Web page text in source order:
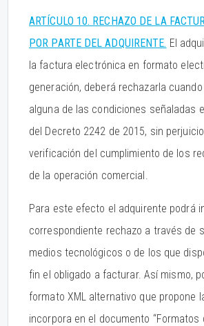
ARTÍCULO 10. RECHAZO DE LA
POR PARTE DEL ADQUIRENTE. El
la factura electrónica en formato
generación, deberá rechazarla
alguna de las condiciones señaladas
del Decreto 2242 de 2015, sin
verificación del cumplimiento de los
de la operación comercial.
Para este efecto el adquirente podrá
correspondiente rechazo a través de
medios tecnológicos o de los que
fin el obligado a facturar. Así mismo,
formato XML alternativo que propone
incorpora en el documento “Formatos